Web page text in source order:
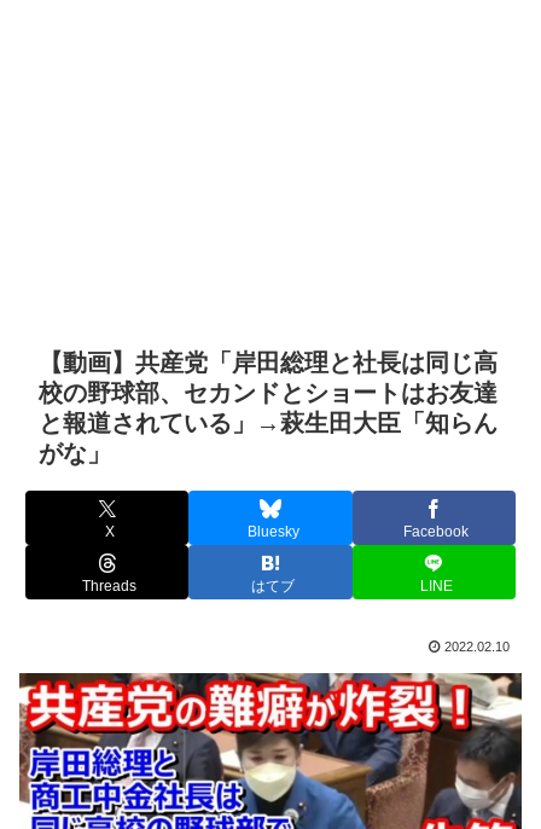
【動画】共産党「岸田総理と社長は同じ高
校の野球部、セカンドとショートはお友達
と報道されている」→萩生田大臣「知らん
がな」
X Bluesky Facebook
Threads はてブ LINE
2022.02.10